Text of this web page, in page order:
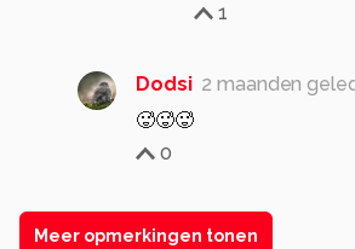
1
Dodsi 2 maanden
🥵🥵🥵
0
Meer opmerkingen tonen